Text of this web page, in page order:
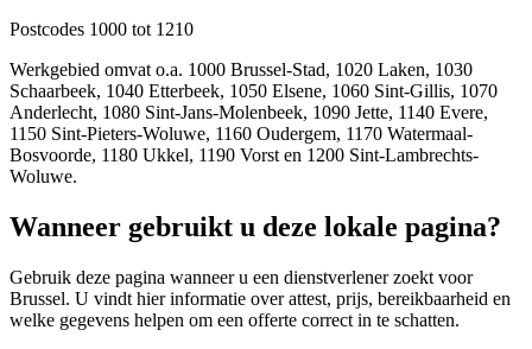
Postcodes 1000 tot 1210
Werkgebied omvat o.a. 1000 Brussel-Stad, 1020 Laken, 1030
Schaarbeek, 1040 Etterbeek, 1050 Elsene, 1060 Sint-Gillis, 1070
Anderlecht, 1080 Sint-Jans-Molenbeek, 1090 Jette, 1140 Evere,
1150 Sint-Pieters-Woluwe, 1160 Oudergem, 1170 Watermaal-
Bosvoorde, 1180 Ukkel, 1190 Vorst en 1200 Sint-Lambrechts-
Woluwe.
Wanneer gebruikt u deze lokale pagina?
Gebruik deze pagina wanneer u een dienstverlener zoekt voor
Brussel. U vindt hier informatie over attest, prijs, bereikbaarheid en
welke gegevens helpen om een offerte correct in te schatten.